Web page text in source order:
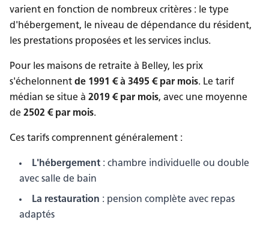
varient en fonction de nombreux critères : le type
d'hébergement, le niveau de dépendance du résident,
les prestations proposées et les services inclus.
Pour les maisons de retraite à Belley, les prix
s'échelonnent de 1991 € à 3495 € par mois. Le tarif
médian se situe à 2019 € par mois, avec une moyenne
de 2502 € par mois.
Ces tarifs comprennent généralement :
L'hébergement : chambre individuelle ou double
avec salle de bain
La restauration : pension complète avec repas
adaptés